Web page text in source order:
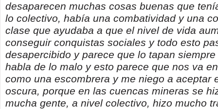
desaparecen muchas cosas buenas que
lo colectivo, había una combatividad y una
clase que ayudaba a que el nivel de vida
conseguir conquistas sociales y todo esto
desapercibido y parece que lo tapan
habla de lo malo y esto parece que nos va
como una escombrera y me niego a aceptar
oscura, porque en las cuencas mineras se
mucha gente, a nivel colectivo, hizo mucho